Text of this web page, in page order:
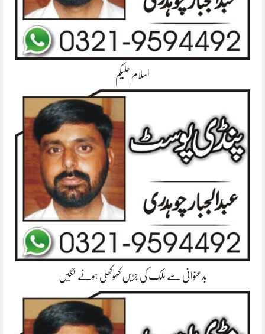
اسلام علیکم
بدعنوانی سے ملک کی جڑیں کھوکھلی ہونے لگیں